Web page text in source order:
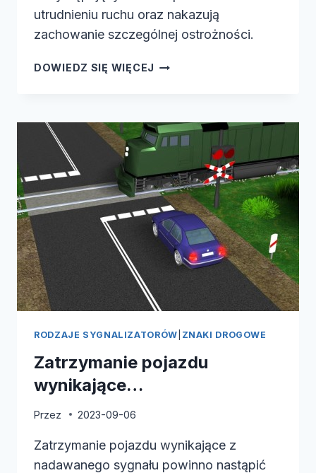
utrudnieniu ruchu oraz nakazują
zachowanie szczególnej ostrożności.
DOWIEDZ SIĘ WIĘCEJ SYGNALIZATOR
RODZAJE SYGNALIZATORÓW ZNAKI DROGOWE
Zatrzymanie pojazdu
wynikające…
Przez 2023-09-06
Zatrzymanie pojazdu wynikające z
nadawanego sygnału powinno nastąpić